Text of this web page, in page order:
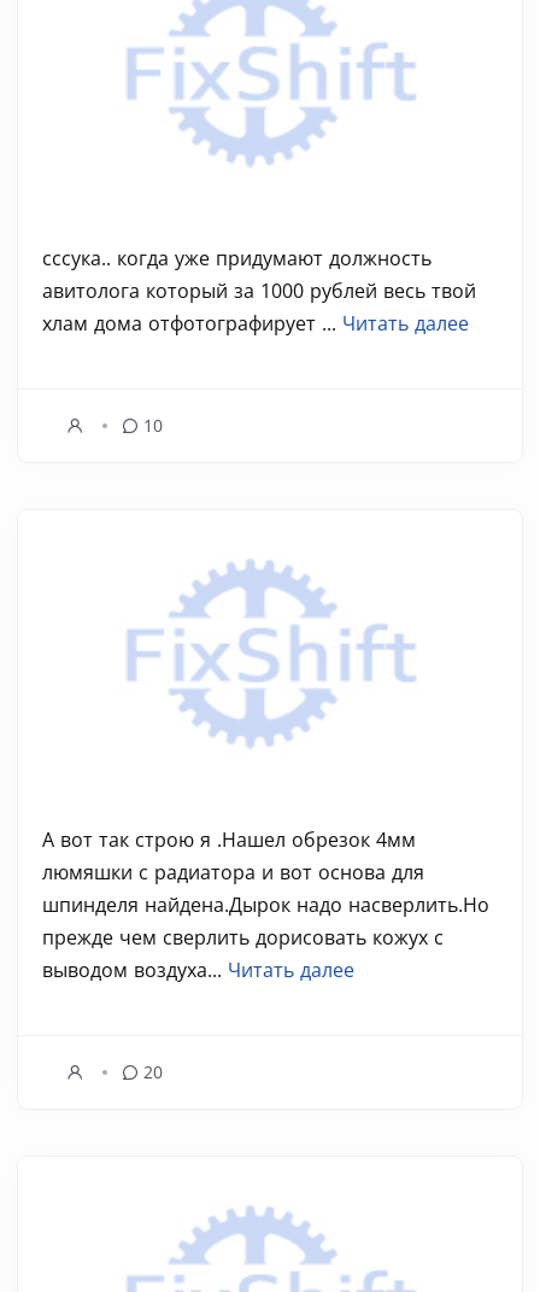
сссука.. когда уже придумают должность
авитолога который за 1000 рублей весь твой
хлам дома отфотографирует ... Читать далее
10
А вот так строю я .Нашел обрезок 4мм
люмяшки с радиатора и вот основа для
шпинделя найдена.Дырок надо насверлить.Но
прежде чем сверлить дорисовать кожух с
выводом воздуха... Читать далее
20